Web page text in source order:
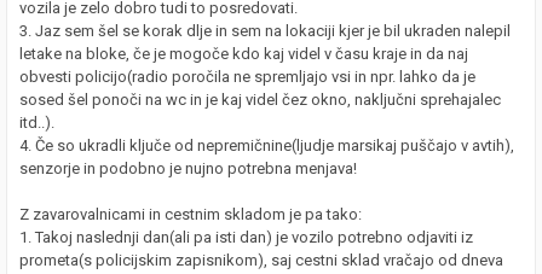
vozila je zelo dobro tudi to posredovati.
3. Jaz sem šel se korak dlje in sem na lokaciji kjer je bil ukraden nalepil
letake na bloke, če je mogoče kdo kaj videl v času kraje in da naj
obvesti policijo(radio poročila ne spremljajo vsi in npr. lahko da je
sosed šel ponoči na wc in je kaj videl čez okno, naključni sprehajalec
itd..).
4. Če so ukradli ključe od nepremičnine(ljudje marsikaj puščajo v avtih),
senzorje in podobno je nujno potrebna menjava!
Z zavarovalnicami in cestnim skladom je pa tako:
1. Takoj naslednji dan(ali pa isti dan) je vozilo potrebno odjaviti iz
prometa(s policijskim zapisnikom), saj cestni sklad vračajo od dneva